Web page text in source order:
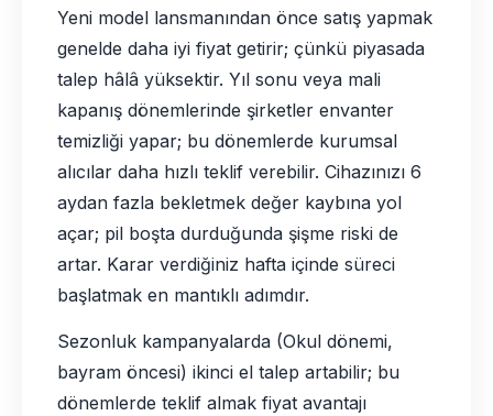
Yeni model lansmanından önce satış yapmak
genelde daha iyi fiyat getirir; çünkü piyasada
talep hâlâ yüksektir. Yıl sonu veya mali
kapanış dönemlerinde şirketler envanter
temizliği yapar; bu dönemlerde kurumsal
alıcılar daha hızlı teklif verebilir. Cihazınızı 6
aydan fazla bekletmek değer kaybına yol
açar; pil boşta durduğunda şişme riski de
artar. Karar verdiğiniz hafta içinde süreci
başlatmak en mantıklı adımdır.
Sezonluk kampanyalarda (Okul dönemi,
bayram öncesi) ikinci el talep artabilir; bu
dönemlerde teklif almak fiyat avantajı